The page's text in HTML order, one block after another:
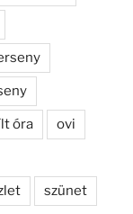
óra ovi
szünet